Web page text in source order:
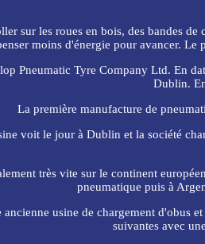
sur les roues en bois, des bandes
moins d'énergie pour avancer.
Pneumatic Tyre Company Ltd. En
Dublin.
La première manufacture de
voit le jour à Dublin et la société
très vite sur le continent
pneumatique puis à
ancienne usine de chargement d'obus
suivantes avec